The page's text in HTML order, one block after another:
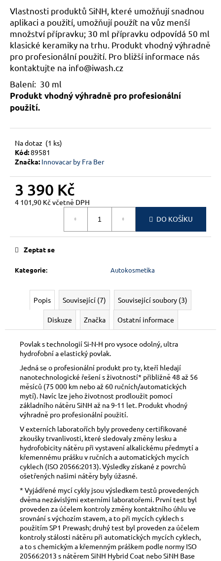
Vlastnosti produktů SiNH, které umožňují snadnou
aplikaci a použití, umožňují použít na vůz menší
množství přípravku; 30 ml přípravku odpovídá 50 ml
klasické keramiky na trhu. Produkt vhodný výhradně
pro profesionální použití. Pro bližší informace nás
kontaktujte na info@iwash.cz
Balení: 30 ml
Produkt vhodný výhradně pro profesionální
použití.
Na dotaz (1 ks)
Kód:89581
Značka: Innovacar by Fra Ber
3 390 Kč
4 101,90 Kč včetně DPH
DO KOŠÍKU
Kategorie: Autokosmetika
Zeptat se
Popis Související (7) Související soubory (3)
Diskuze Značka Ostatní informace
Povlak s technologií Si-N-H pro vysoce odolný, ultra
hydrofobní a elastický povlak.
Jedná se o profesionální produkt pro ty, kteří hledají
nanotechnologické řešení s životností* přibližně 48 až 56
měsíců (75 000 km nebo až 60 ručních/automatických
mytí). Navíc lze jeho životnost prodloužit pomocí
základního nátěru SiNH až na 9-11 let. Produkt vhodný
výhradně pro profesionální použití.
V externích laboratořích byly provedeny certifikované
zkoušky trvanlivosti, které sledovaly změny lesku a
hydrofobicity nátěru při vystavení alkalickému předmytí a
křemennému prášku v ručních a automatických mycích
cyklech (ISO 20566:2013). Výsledky získané z povrchů
ošetřených našimi nátěry byly úžasné.
* Vyjádřené mycí cykly jsou výsledkem testů provedených
dvěma nezávislými externími laboratořemi. První test byl
proveden za účelem kontroly změny kontaktního úhlu ve
srovnání s výchozím stavem, a to při mycích cyklech s
použitím SP1 Prewash; druhý test byl proveden za účelem
kontroly stálosti nátěru při automatických mycích cyklech,
a to s chemickým a křemenným práškem podle normy ISO
20566:2013 s nátěrem SiNH Hybrid Coat nebo SiNH Base